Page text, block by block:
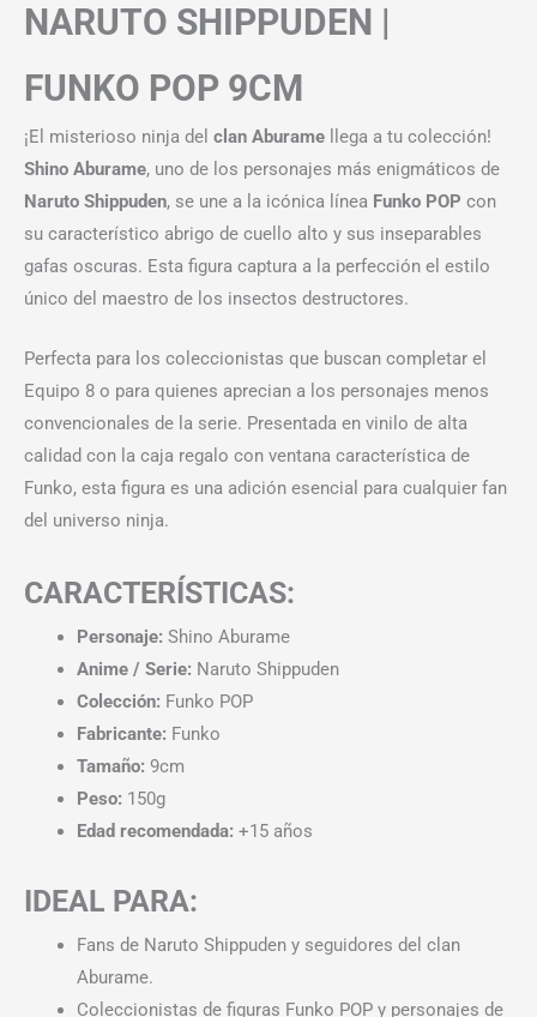
NARUTO SHIPPUDEN |
FUNKO POP 9CM
¡El misterioso ninja del clan Aburame llega a tu colección!
Shino Aburame, uno de los personajes más enigmáticos de
Naruto Shippuden, se une a la icónica línea Funko POP con
su característico abrigo de cuello alto y sus inseparables
gafas oscuras. Esta figura captura a la perfección el estilo
único del maestro de los insectos destructores.
Perfecta para los coleccionistas que buscan completar el
Equipo 8 o para quienes aprecian a los personajes menos
convencionales de la serie. Presentada en vinilo de alta
calidad con la caja regalo con ventana característica de
Funko, esta figura es una adición esencial para cualquier fan
del universo ninja.
CARACTERÍSTICAS:
Personaje: Shino Aburame
Anime / Serie: Naruto Shippuden
Colección: Funko POP
Fabricante: Funko
Tamaño: 9cm
Peso: 150g
Edad recomendada: +15 años
IDEAL PARA:
Fans de Naruto Shippuden y seguidores del clan
Aburame.
Coleccionistas de figuras Funko POP y personajes de